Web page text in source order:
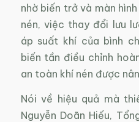
nhờ biến trở và màn
nén, việc thay đổi lưu
áp suất khí của bình
biến tần điều chỉnh
an toàn khí nén được
Nói về hiệu quả mà
Nguyễn Doãn Hiếu,